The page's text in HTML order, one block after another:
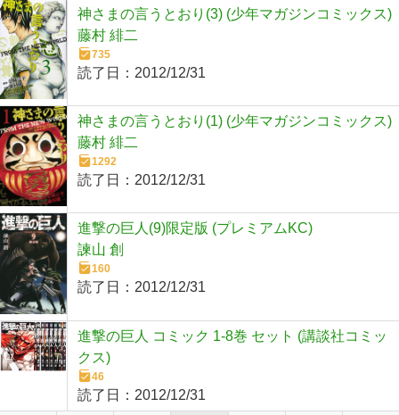
神さまの言うとおり(3) (少年マガジンコミックス)
藤村 緋二
735
読了日： 2012/12/31
神さまの言うとおり(1) (少年マガジンコミックス)
藤村 緋二
1292
読了日： 2012/12/31
進撃の巨人(9)限定版 (プレミアムKC)
諫山 創
160
読了日： 2012/12/31
進撃の巨人 コミック 1-8巻 セット (講談社コミッ
クス)
46
読了日： 2012/12/31